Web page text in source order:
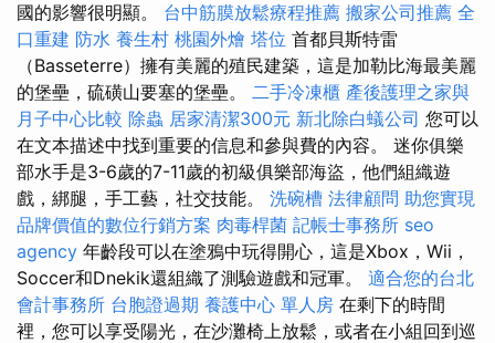
國的影響很明顯。 台中筋膜放鬆療程推薦 搬家公司推薦 全
口重建 防水 養生村 桃園外燴 塔位 首都貝斯特雷
（Basseterre）擁有美麗的殖民建築，這是加勒比海最美麗
的堡壘，硫磺山要塞的堡壘。 二手冷凍櫃 產後護理之家與
月子中心比較 除蟲 居家清潔300元 新北除白蟻公司 您可以
在文本描述中找到重要的信息和參與費的內容。 迷你俱樂
部水手是3-6歲的7-11歲的初級俱樂部海盜，他們組織遊
戲，綁腿，手工藝，社交技能。 洗碗槽 法律顧問 助您實現
品牌價值的數位行銷方案 肉毒桿菌 記帳士事務所 seo
agency 年齡段可以在塗鴉中玩得開心，這是Xbox，Wii，
Soccer和Dnekik還組織了測驗遊戲和冠軍。 適合您的台北
會計事務所 台胞證過期 養護中心 單人房 在剩下的時間
裡，您可以享受陽光，在沙灘椅上放鬆，或者在小組回到巡